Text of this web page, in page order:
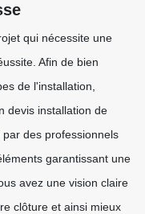
qui nécessite une
Afin de bien
de l'installation,
devis installation de
des professionnels
garantissant une
avez une vision claire
clôture et ainsi mieux